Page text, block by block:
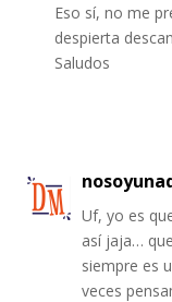
Eso sí, no me
despierta
Saludos
Uf, yo es
así jaja…
siempre es
veces